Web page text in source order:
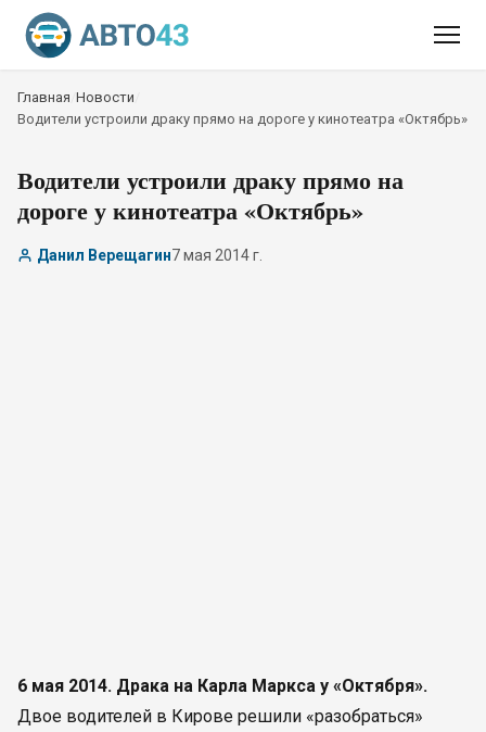
Главная Новости
Водители устроили драку прямо на дороге у кинотеатра «Октябрь»
Водители устроили драку прямо на
дороге у кинотеатра «Октябрь»
Данил Верещагин7 мая 2014 г.
6 мая 2014. Драка на Карла Маркса у «Октября».
Двое водителей в Кирове решили «разобраться»